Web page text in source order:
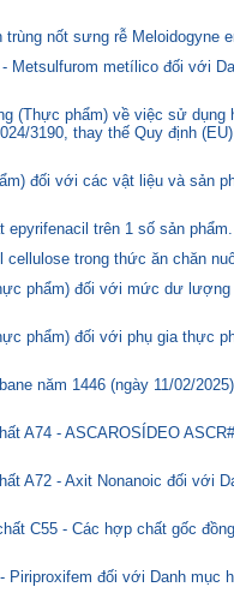
nốt sưng rễ Meloidogyne
Metsulfurom metílico đối với
(Thực phẩm) về việc sử dụng
3190, thay thế Quy định (EU)
đối với các vật liệu và sản
trên 1 số sản phẩm.
trong thức ăn chăn
phẩm) đối với mức dư
phẩm) đối với phụ gia thực
năm 1446 (ngày 11/02/
A74 - ASCAROSÍDEO
A72 - Axit Nonanoic đối với
C55 - Các hợp chất gốc
đối với Danh mục